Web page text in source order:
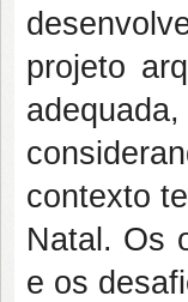
projeto
adequada,
contexto
Natal. Os
e os